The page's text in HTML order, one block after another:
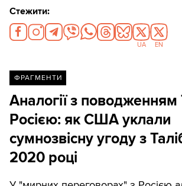
Стежити:
UA EN
ФРАГМЕНТИ
Аналогії з
Росією: як США уклали
сумнозвісну угоду з
2020 році